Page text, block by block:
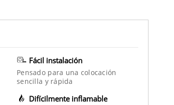
Fácil instalación
Pensado para una colocación
sencilla y rápida
Difícilmente inflamable